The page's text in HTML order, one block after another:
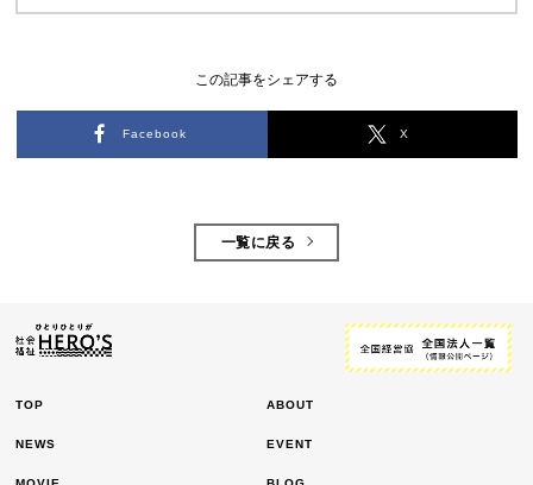
この記事をシェアする
Facebook X
一覧に戻る
TOP ABOUT
NEWS EVENT